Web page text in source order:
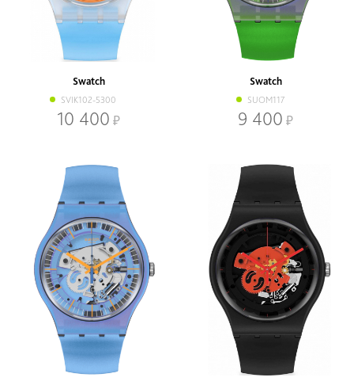
Swatch
SVIK102-5300
10 400
Swatch
SUOM117
9 400